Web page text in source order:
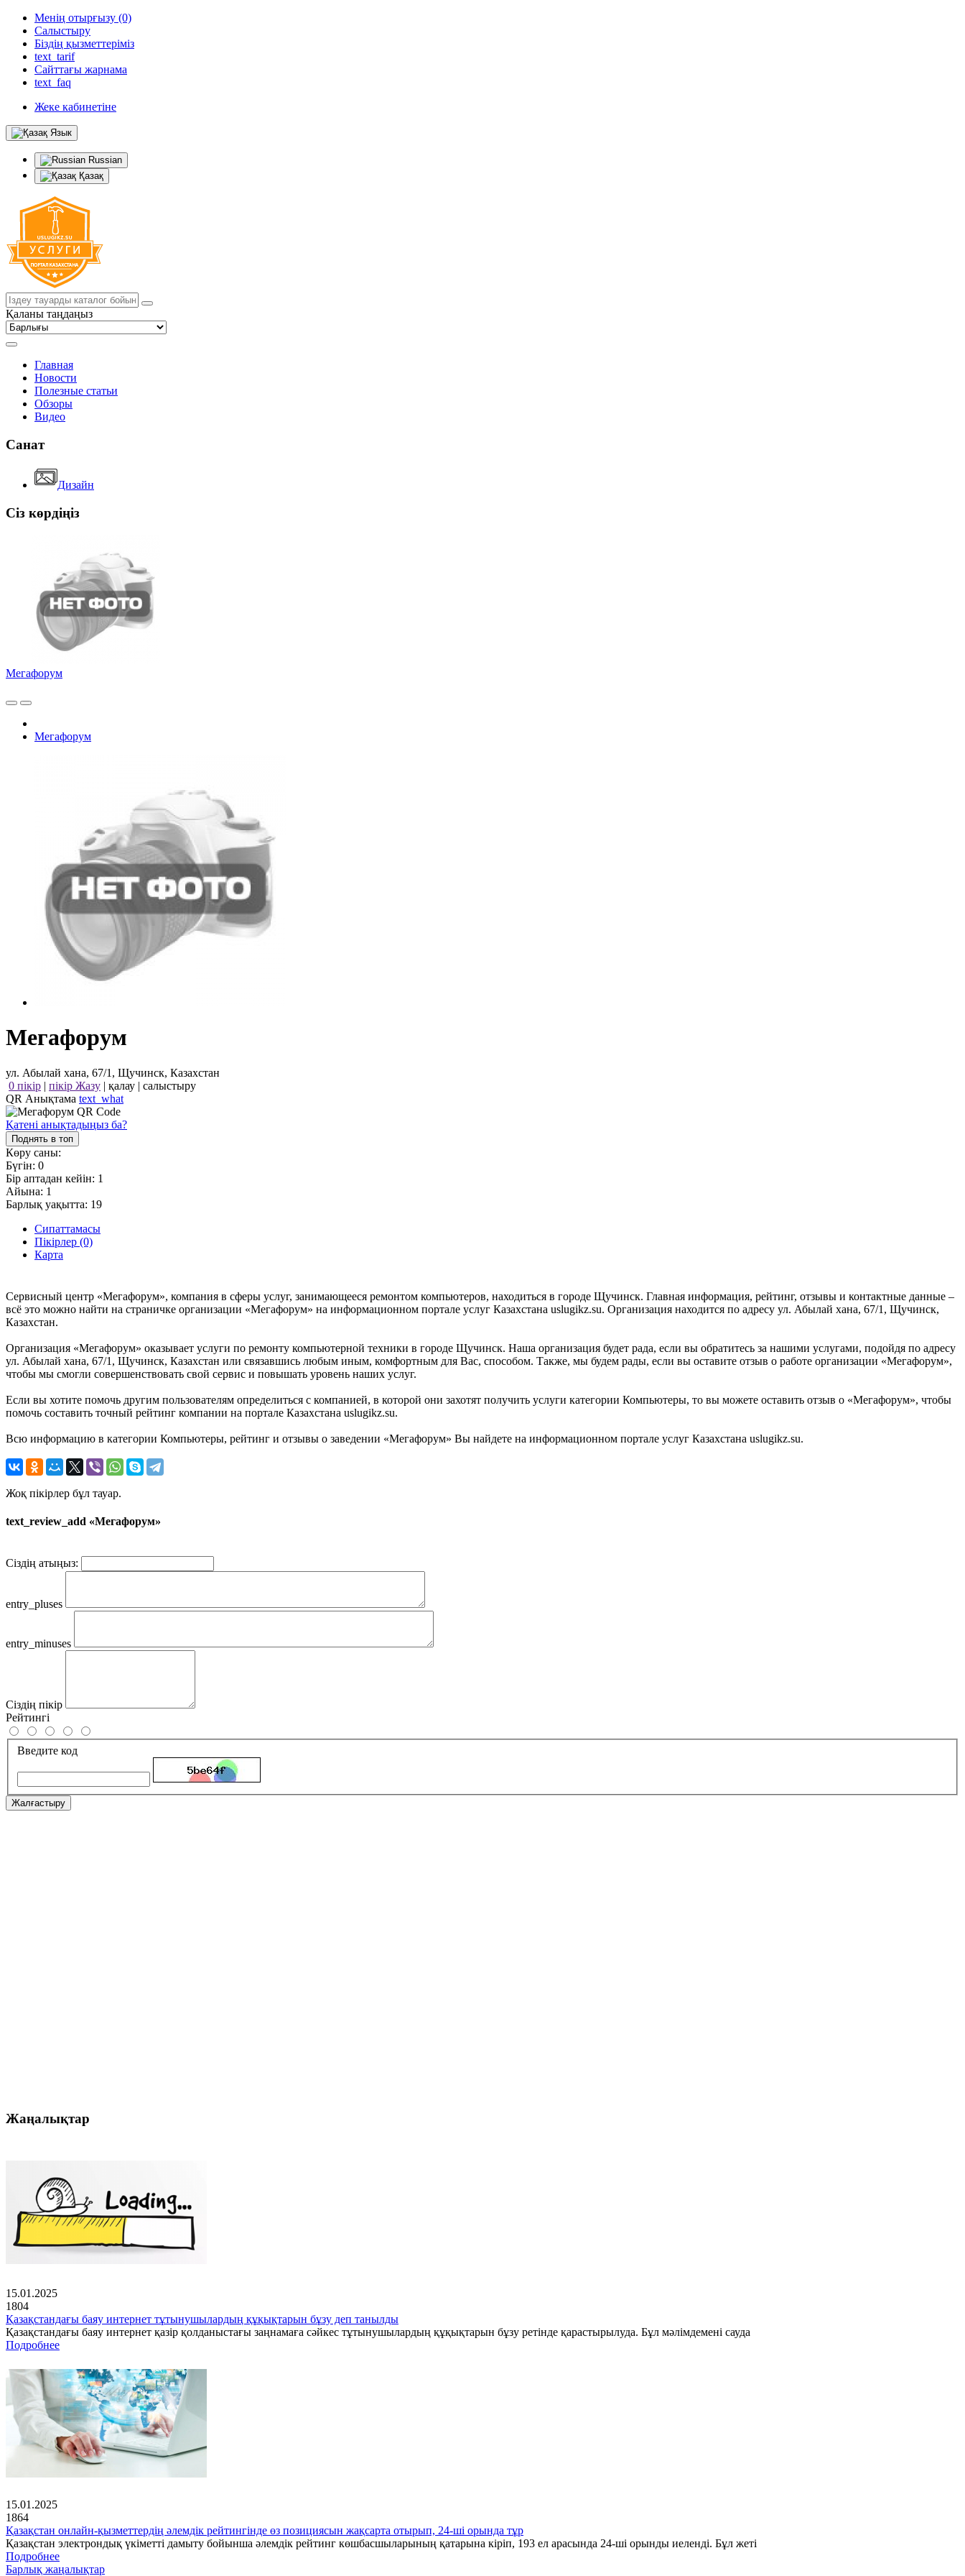
Менің отырғызу (0)
Салыстыру
Біздің қызметтеріміз
text_tarif
Сайттағы жарнама
text_faq
Жеке кабинетіне
Язык
Russian
Қазақ
Қаланы таңдаңыз
Главная
Новости
Полезные статьи
Обзоры
Видео
Санат
Дизайн
Сіз көрдіңіз
Мегафорум
Мегафорум
Мегафорум
ул. Абылай хана, 67/1, Щучинск, Казахстан
0 пікір | пікір Жазу | қалау | салыстыру
QR Анықтама text_what
Қатені анықтадыңыз ба?
Поднять в топ
Көру саны:
Бүгін: 0
Бір аптадан кейін: 1
Айына: 1
Барлық уақытта: 19
Сипаттамасы
Пікірлер (0)
Карта
Сервисный центр «Мегафорум», компания в сферы услуг, занимающееся ремонтом компьютеров, находиться в городе Щучинск. Главная информация, рейтинг, отзывы и контактные данные –
всё это можно найти на страничке организации «Мегафорум» на информационном портале услуг Казахстана uslugikz.su. Организация находится по адресу ул. Абылай хана, 67/1, Щучинск,
Казахстан.
Организация «Мегафорум» оказывает услуги по ремонту компьютерной техники в городе Щучинск. Наша организация будет рада, если вы обратитесь за нашими услугами, подойдя по адресу
ул. Абылай хана, 67/1, Щучинск, Казахстан или связавшись любым иным, комфортным для Вас, способом. Также, мы будем рады, если вы оставите отзыв о работе организации «Мегафорум»,
чтобы мы смогли совершенствовать свой сервис и повышать уровень наших услуг.
Если вы хотите помочь другим пользователям определиться с компанией, в которой они захотят получить услуги категории Компьютеры, то вы можете оставить отзыв о «Мегафорум», чтобы
помочь составить точный рейтинг компании на портале Казахстана uslugikz.su.
Всю информацию в категории Компьютеры, рейтинг и отзывы о заведении «Мегафорум» Вы найдете на информационном портале услуг Казахстана uslugikz.su.
Жоқ пікірлер бұл тауар.
text_review_add «Мегафорум»
Сіздің атыңыз:
entry_pluses
entry_minuses
Сіздің пікір
Рейтингі
Введите код
Жалғастыру
Жаңалықтар
15.01.2025
1804
Қазақстандағы баяу интернет тұтынушылардың құқықтарын бұзу деп танылды
Қазақстандағы баяу интернет қазір қолданыстағы заңнамаға сәйкес тұтынушылардың құқықтарын бұзу ретінде қарастырылуда. Бұл мәлімдемені сауда
Подробнее
15.01.2025
1864
Қазақстан онлайн-қызметтердің әлемдік рейтингінде өз позициясын жақсарта отырып, 24-ші орында тұр
Қазақстан электрондық үкіметті дамыту бойынша әлемдік рейтинг көшбасшыларының қатарына кіріп, 193 ел арасында 24-ші орынды иеленді. Бұл жеті
Подробнее
Барлық жаңалықтар